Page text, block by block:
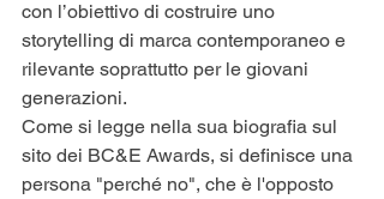
con l’obiettivo di costruire uno
storytelling di marca contemporaneo e
rilevante soprattutto per le giovani
generazioni.
Come si legge nella sua biografia sul
sito dei BC&E Awards, si definisce una
persona "perché no", che è l'opposto